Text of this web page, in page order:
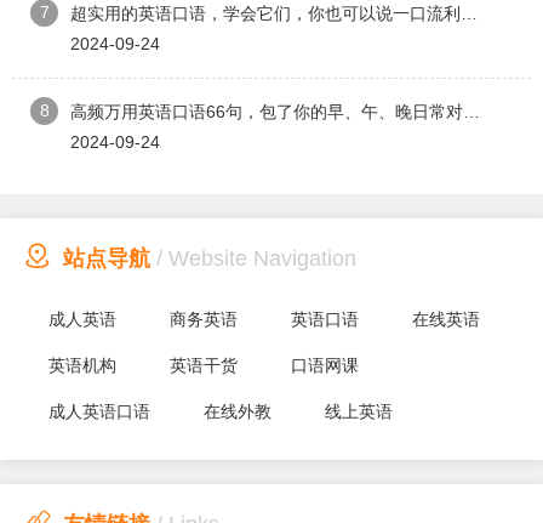
7
2024-09-24
8
2024-09-24
 站点导航 / Website Navigation
成人英语 商务英语 英语口语 在线英语
英语机构 英语干货 口语网课
成人英语口语 在线外教 线上英语